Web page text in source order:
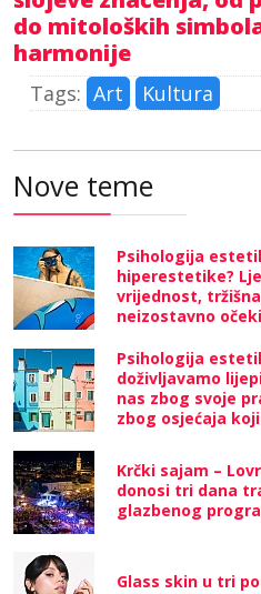
do mitoloških
harmonije
Tags: Art Kultura
Nove teme
Psihologija
hiperestetike?
vrijednost,
neizostavno
Psihologija
doživljavamo
nas zbog svoje
zbog osjećaja
Krčki sajam –
donosi tri dana
glazbenog
Glass skin u tri